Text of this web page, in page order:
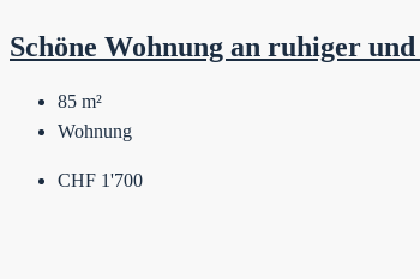
Schöne Wohnung an ruhiger
85 m²
Wohnung
CHF 1'700